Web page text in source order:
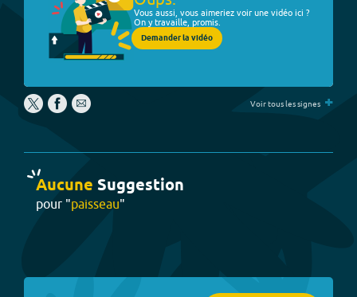
Vous aussi, vous aimeriez voir une vidéo ici ?
On y travaille, promis.
Demander la vidéo
Voir tous les signes +
Aucune Suggestion
pour "paisseau"